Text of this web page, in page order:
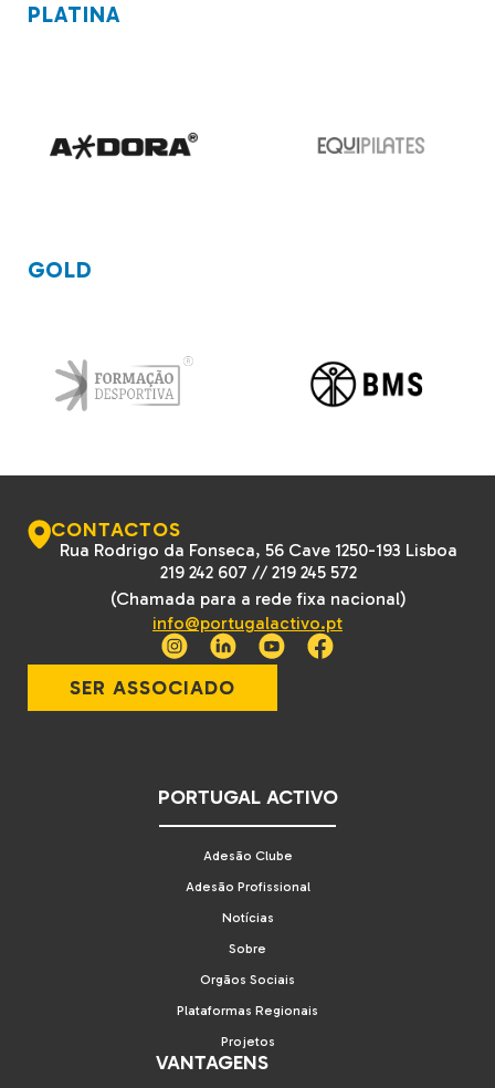
PLATINA
GOLD
CONTACTOS
Rua Rodrigo da Fonseca, 56 Cave 1250-193 Lisboa
219 242 607 //219 245 572
(Chamada para a rede fixa nacional)
info@portugalactivo.pt
SER ASSOCIADO
PORTUGAL ACTIVO
Adesão Clube
Adesão Profissional
Notícias
Sobre
Orgãos Sociais
Plataformas Regionais
Projetos
VANTAGENS